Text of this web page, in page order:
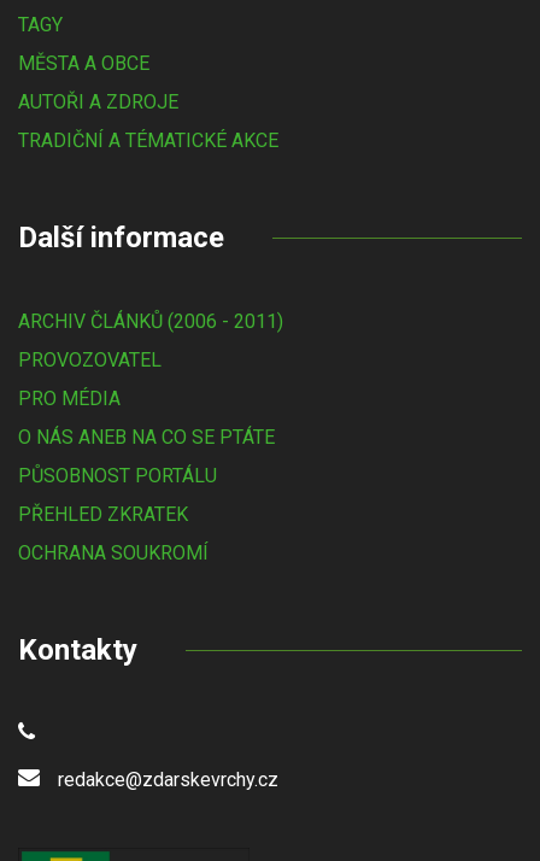
TAGY
MĚSTA A OBCE
AUTOŘI A ZDROJE
TRADIČNÍ A TÉMATICKÉ AKCE
Další informace
ARCHIV ČLÁNKŮ (2006 - 2011)
PROVOZOVATEL
PRO MÉDIA
O NÁS ANEB NA CO SE PTÁTE
PŮSOBNOST PORTÁLU
PŘEHLED ZKRATEK
OCHRANA SOUKROMÍ
Kontakty
redakce@zdarskevrchy.cz